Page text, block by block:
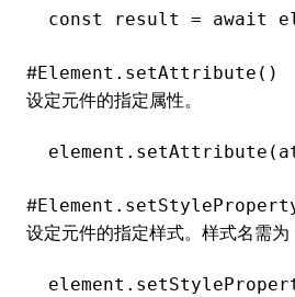
const result = await
#Element.setAttribute()
设定元件的指定属性。
element .setAttribute
#
设定元件的指定样式。样式名需为
element